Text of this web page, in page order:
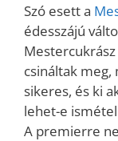
Szó esett a
édesszájú
csináltak
sikeres, és ki
lehet-e
A premierre